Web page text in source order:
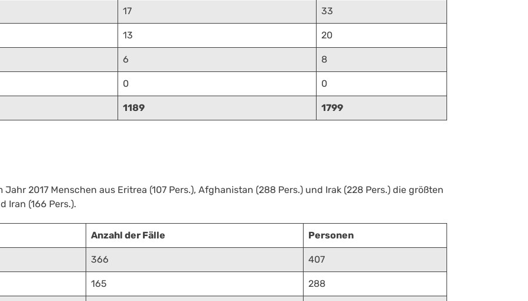
17 33
13 20
6 8
0 0
1189 1799
2017 Menschen aus Eritrea (107 Pers.), Afghanistan (288 Pers.) und Irak (228 Pers.) die größten
Iran (166 Pers.).
Anzahl der Fälle Personen
366 407
165 288